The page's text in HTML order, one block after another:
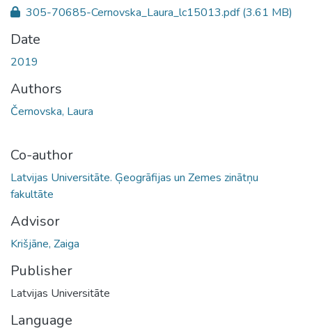
305-70685-Cernovska_Laura_lc15013.pdf(3.61 MB)
Date
2019
Authors
Černovska, Laura
Co-author
Latvijas Universitāte. Ģeogrāfijas un Zemes zinātņu
fakultāte
Advisor
Krišjāne, Zaiga
Publisher
Latvijas Universitāte
Language